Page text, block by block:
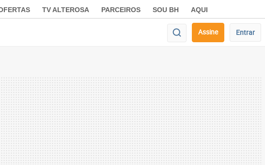
TV ALTEROSA PARCEIROS SOU BH AQUI
Assine Entrar